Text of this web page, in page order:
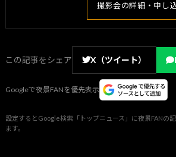
撮影会の詳細・申し
この記事をシェア X（ツイート）
Googleで夜景FANを優先表示
設定するとGoogle検索「トップニュース」に夜景FANの
ます。